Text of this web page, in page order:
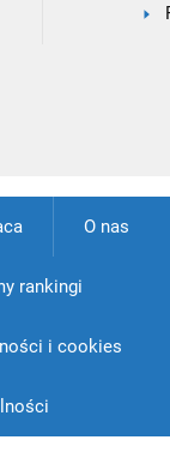
O nas
rankingi
i cookies